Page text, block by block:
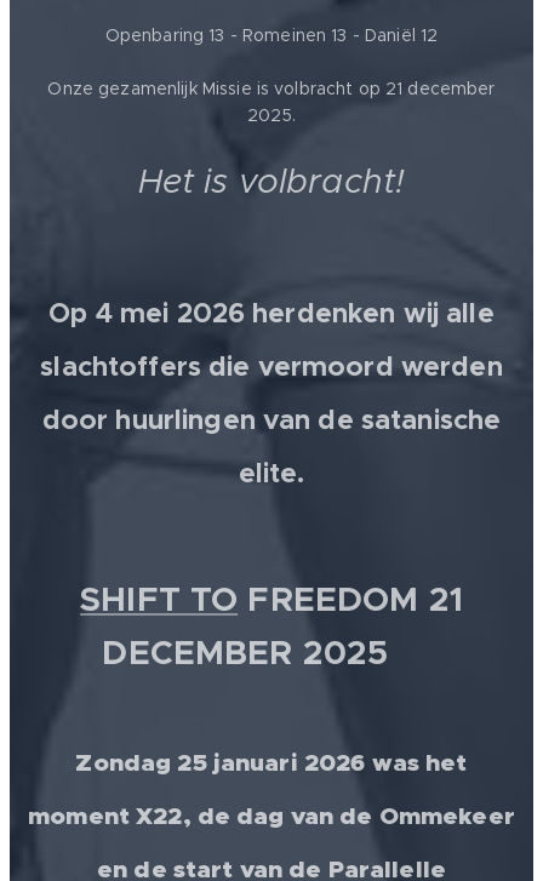
Openbaring 13 - Romeinen 13 - Daniël 12
Onze gezamenlijk Missie is volbracht op 21 december
2025.
Het is volbracht!
Op 4 mei 2026 herdenken wij alle
slachtoffers die vermoord werden
door huurlingen van de satanische
elite.
SHIFT TO FREEDOM 21
DECEMBER 2025 💫
Zondag 25 januari 2026 was het
moment X22, de dag van de Ommekeer
en de start van de Parallelle